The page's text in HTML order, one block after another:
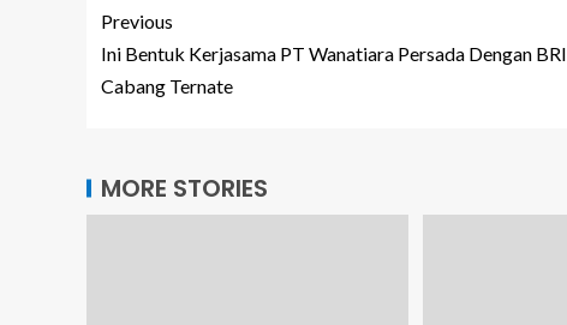
Previous
Ini Bentuk Kerjasama PT Wanatiara Persada Dengan BRI
Cabang Ternate
MORE STORIES